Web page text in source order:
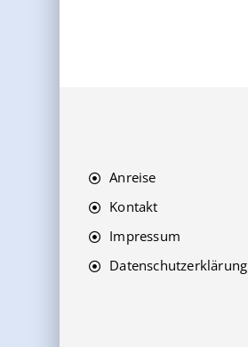
Anreise
Kontakt
Impressum
Datenschutzerklärung